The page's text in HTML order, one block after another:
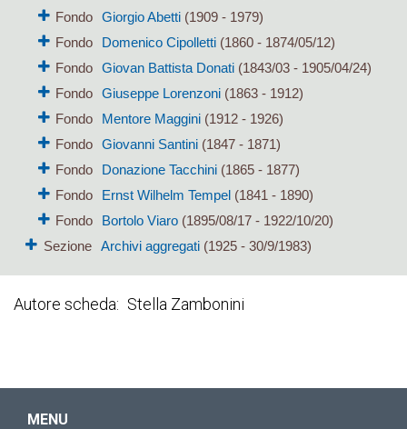
Fondo Giorgio Abetti(1909 - 1979)
Fondo
Domenico Cipolletti(1860 - 1874/05/12)
Fondo Giovan Battista Donati(1843/03 - 1905/04/24)
Fondo Giuseppe Lorenzoni(1863 - 1912)
Fondo
Mentore Maggini(1912 - 1926)
Fondo Giovanni Santini(1847 - 1871)
Fondo
Donazione Tacchini(1865 - 1877)
Fondo
Ernst Wilhelm Tempel(1841 - 1890)
Fondo
Bortolo Viaro(1895/08/17 - 1922/10/20)
Sezione
Archivi aggregati(1925 - 30/9/1983)
Autore scheda Stella Zambonini
MENU